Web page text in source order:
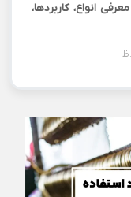
انواع، کاربردها،